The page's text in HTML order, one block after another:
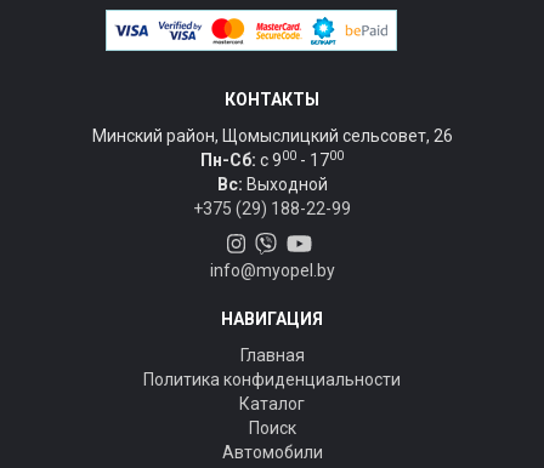
КОНТАКТЫ
Минский район, Щомыслицкий сельсовет, 26
Пн-Сб: c 900 - 1700
Вс: Выходной
+375 (29) 188-22-99
info@myopel.by
НАВИГАЦИЯ
Главная
Политика конфиденциальности
Каталог
Поиск
Автомобили